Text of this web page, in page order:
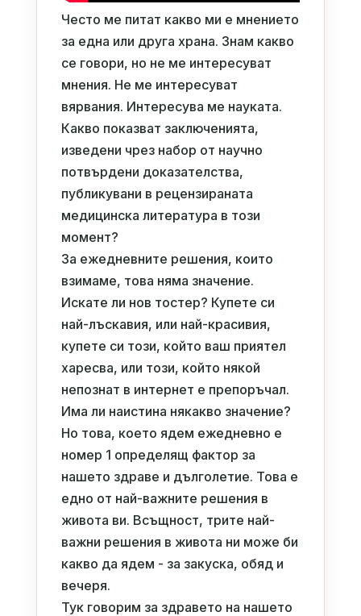
Често ме питат какво ми е мнението
за една или друга храна. Знам какво
се говори, но не ме интересуват
мнения. Не ме интересуват
вярвания. Интересува ме науката.
Какво показват заключенията,
изведени чрез набор от научно
потвърдени доказателства,
публикувани в рецензираната
медицинска литература в този
момент?
За ежедневните решения, които
взимаме, това няма значение.
Искате ли нов тостер? Купете си
най-лъскавия, или най-красивия,
купете си този, който ваш приятел
харесва, или този, който някой
непознат в интернет е препоръчал.
Има ли наистина някакво значение?
Но това, което ядем ежедневно е
номер 1 определящ фактор за
нашето здраве и дълголетие. Това е
едно от най-важните решения в
живота ви. Всъщност, трите най-
важни решения в живота ни може би
какво да ядем - за закуска, обяд и
вечеря.
Тук говорим за здравето на нашето